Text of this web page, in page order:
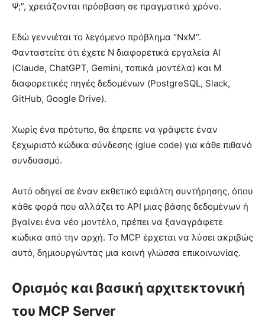
Ψ;”, χρειάζονται πρόσβαση σε πραγματικό χρόνο.
Εδώ γεννιέται το λεγόμενο πρόβλημα “NxM”.
Φανταστείτε ότι έχετε N διαφορετικά εργαλεία AI
(Claude, ChatGPT, Gemini, τοπικά μοντέλα) και M
διαφορετικές πηγές δεδομένων (PostgreSQL, Slack,
GitHub, Google Drive).
Χωρίς ένα πρότυπο, θα έπρεπε να γράψετε έναν
ξεχωριστό κώδικα σύνδεσης (glue code) για κάθε πιθανό
συνδυασμό.
Αυτό οδηγεί σε έναν εκθετικό εφιάλτη συντήρησης, όπου
κάθε φορά που αλλάζει το API μιας βάσης δεδομένων ή
βγαίνει ένα νέο μοντέλο, πρέπει να ξαναγράφετε
κώδικα από την αρχή. Το MCP έρχεται να λύσει ακριβώς
αυτό, δημιουργώντας μια κοινή γλώσσα επικοινωνίας.
Ορισμός και βασική αρχιτεκτονική
του MCP Server